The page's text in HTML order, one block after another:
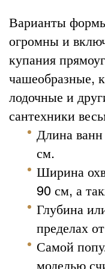
Варианты
огромны и
купания
чашеобразные,
лодочные и
сантехники
Длина
см.
Ширина
90 см, а
Глубина
пределах
Самой
моделью